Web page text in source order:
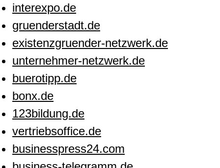
interexpo.de
gruenderstadt.de
existenzgruender-netzwerk.de
unternehmer-netzwerk.de
buerotipp.de
bonx.de
123bildung.de
vertriebsoffice.de
businesspress24.com